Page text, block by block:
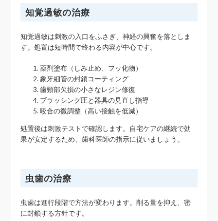
知覚過敏の治療
知覚過敏は刺激の入口をふさぎ、神経の興奮を落としま
す。処置は短時間で終わる内容が中心です。
薬剤塗布（しみ止め、フッ化物）
象牙細管の封鎖コーティング
歯頸部欠損の小さなレジン修復
ブラッシング圧と器具の見直し指導
咬合の微調整（高い接触を低減）
処置後は刺激テストで確認します。自宅ケアの継続で効
果が安定するため、歯科医師の指示に従いましょう。
虫歯の治療
虫歯は進行段階で方法が変わります。削る量を抑え、密
に封鎖する方針です。